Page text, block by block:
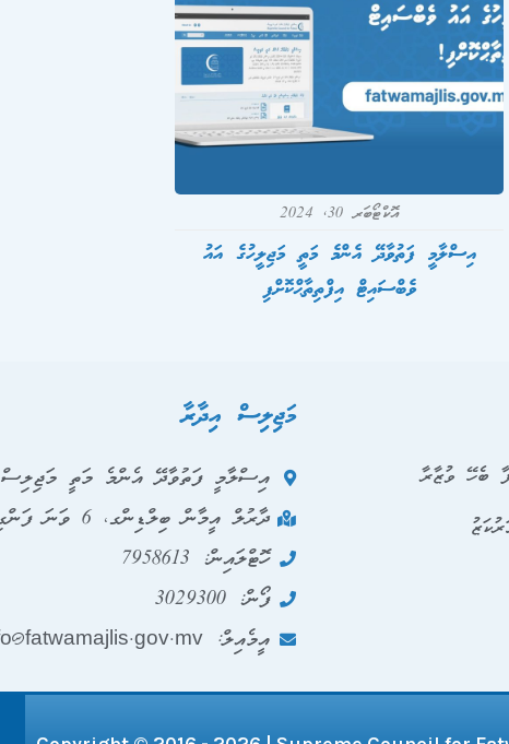
އޮކްޓޯބަރ 30, 2024
އިސްލާމީ ފަތުވާދޭ އެންމެ މަތީ މަޖިލީހުގެ އައު
ވެބްސައިޓް އިފްތިތާޙްކޮށްފި
ބެހޭ ވުޒާރާ
މަޖިލިސް އިދާރާ
އިސްލާމީ ފަތުވާދޭ އެންމެ މަތީ މަޖިލިސް
ދާރުލް އީމާން ބިލްޑިންގ، 6 ވަނަ ފަންގިފިލާ
ހޮޓްލައިން: 7958613
ފޯން: 3029300
އީމެއިލް: info@fatwamajlis.gov.mv